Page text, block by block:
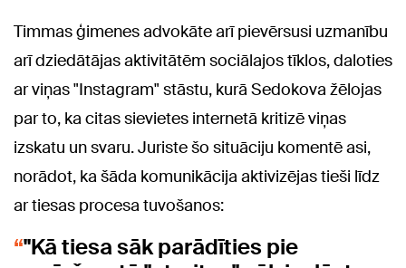
Timmas ģimenes advokāte arī pievērsusi uzmanību
arī dziedātājas aktivitātēm sociālajos tīklos, daloties
ar viņas "Instagram" stāstu, kurā Sedokova žēlojas
par to, ka citas sievietes internetā kritizē viņas
izskatu un svaru. Juriste šo situāciju komentē asi,
norādot, ka šāda komunikācija aktivizējas tieši līdz
ar tiesas procesa tuvošanos:
"Kā tiesa sāk parādīties pie